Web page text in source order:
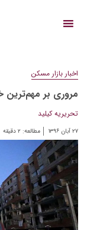
اخبار بازار مسکن
مروری بر مهم‌ترین
تحریریه کیلید
۲۷ آبان ۱۳۹۶ مطالعه: ۲ دقیقه